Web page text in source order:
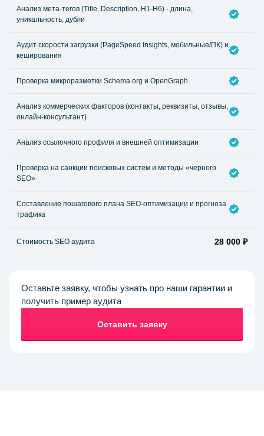
Анализ мета-тегов (Title, Description, H1-H6) - длина,
уникальность, дубли
Аудит скорости загрузки (PageSpeed Insights, мобильные/ПК) и
кеширования
Проверка микроразметки Schema.org и OpenGraph
Анализ коммерческих факторов (контакты, реквизиты, отзывы,
онлайн-консультант)
Анализ ссылочного профиля и внешней оптимизации
Проверка на санкции поисковых систем и методы «черного
SEO»
Составление пошагового плана SEO-оптимизации и прогноза
трафика
Стоимость SEO аудита 28 000 ₽
Оставьте заявку, чтобы узнать про наши гарантии и
получить пример аудита
Оставить заявку